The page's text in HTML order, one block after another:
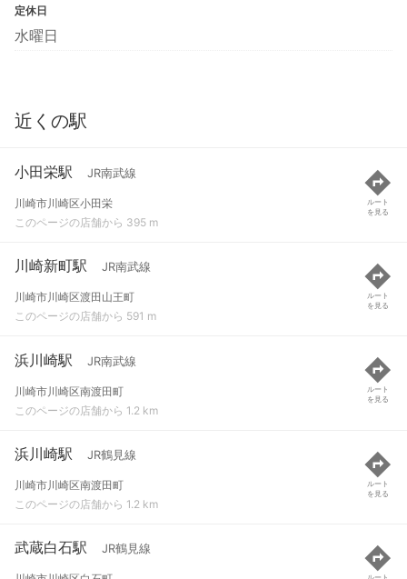
定休日
水曜日
近くの駅
小田栄駅 JR南武線
川崎市川崎区小田栄
このページの店舗から 395 m
ルート
を見る
川崎新町駅 JR南武線
川崎市川崎区渡田山王町
このページの店舗から 591 m
ルート
を見る
浜川崎駅 JR南武線
川崎市川崎区南渡田町
このページの店舗から 1.2 km
ルート
を見る
浜川崎駅 JR鶴見線
川崎市川崎区南渡田町
このページの店舗から 1.2 km
ルート
を見る
武蔵白石駅 JR鶴見線